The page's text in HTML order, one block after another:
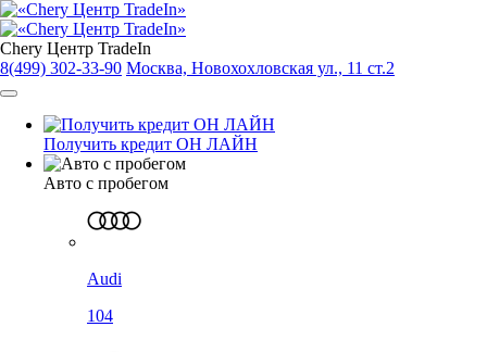
Chery Центр TradeIn
8(499) 302-33-90 Москва, Новохохловская ул., 11 ст.2
Получить кредит ОН ЛАЙН
Авто с пробегом
Audi
104